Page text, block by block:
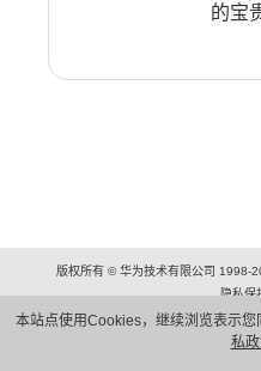
本站点使用Cookies，继续浏览表示您
私
的宝
版权所有 © 华为技术有限公司 1998-
隐私保